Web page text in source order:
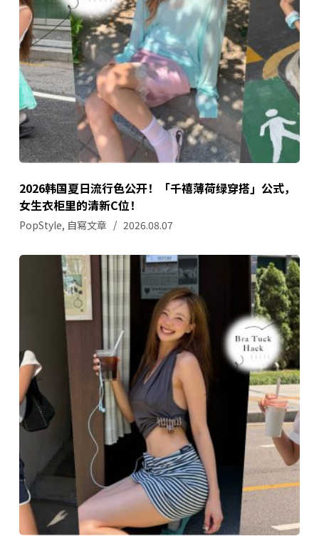
2026韩国夏日流行色公开！「千禧薄荷绿穿搭」公式，
女生衣柜里的清新C位！
PopStyle, 自寫文章 2026.08.07